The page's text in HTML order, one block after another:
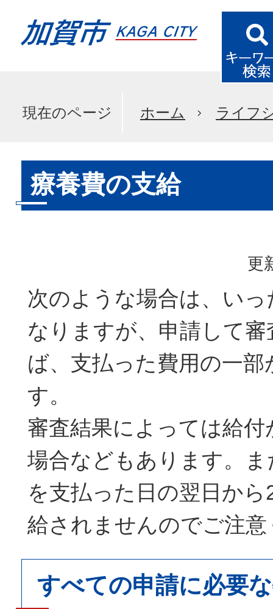
現在のページ ホーム ライフ
療養費の支給
更
次のような場合は、い
なりますが、申請して
ば、支払った費用の一
す。
審査結果によっては給
場合などもあります。
を支払った日の翌日か
給されませんのでご注
すべての申請に必要